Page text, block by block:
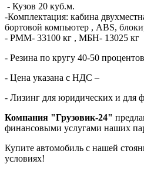
- Кузов 20 куб.м.
-Комплектация: кабина
бортовой компьютер , ABS,
- РММ- 33100 кг , МБН- 13025 кг
- Резина по кругу 40-50
- Цена указана с НДС –
- Лизинг для юридических и для
Компания "Грузовик-24"
финансовыми услугами наших
Купите автомобиль с нашей
условиях!